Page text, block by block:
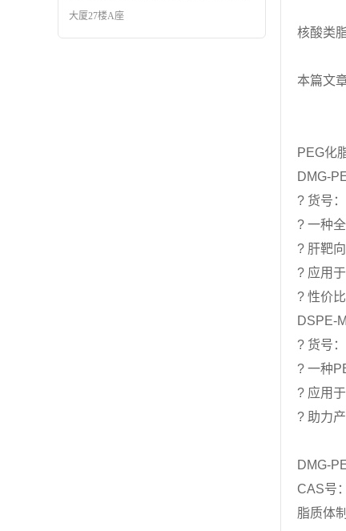
大厦27楼A座
核酸类
本篇文
PEG化
DMG-
? 货号
? 一种
? 肝靶
? 应用
? 性价
DSPE-
? 货号
? 一种
? 应用
? 助力
DMG-
CAS号
脂质体